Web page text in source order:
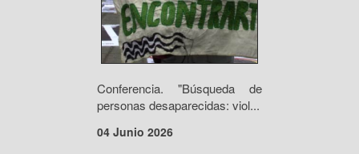
Conferencia. "Búsqueda de
personas desaparecidas: viol...
04 Junio 2026